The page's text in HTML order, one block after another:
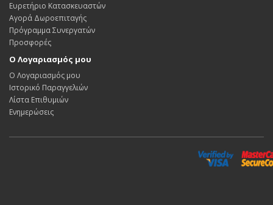
Ευρετήριο Κατασκευαστών
Αγορά Δωροεπιταγής
Πρόγραμμα Συνεργατών
Προσφορές
Ο Λογαριασμός μου
Ο Λογαριασμός μου
Ιστορικό Παραγγελιών
Λίστα Επιθυμιών
Ενημερώσεις